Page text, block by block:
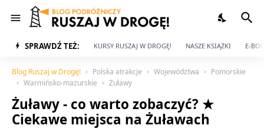
SPRAWDŹ TEŻ: KURSY RUSZAJ W DROGĘ! NASZE KSIĄŻKI E-
Blog Ruszaj w Drogę! Polska atrakcje Województwa
Pomorskie
Warmińsko-mazurskie
Żuławy
Żuławy - co warto zobaczyć? ★
Ciekawe miejsca na Żuławach